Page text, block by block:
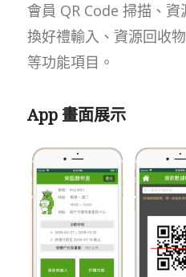
會員 QR Code 掃描、
換好禮輸入、資源回收
等功能項目。
App 畫面展示